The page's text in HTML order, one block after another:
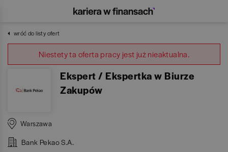
wróć do listy ofert
Niestety ta oferta pracy jest już nieaktualna.
Ekspert / Ekspertka w Biurze
Zakupów
Warszawa
Bank Pekao S.A.